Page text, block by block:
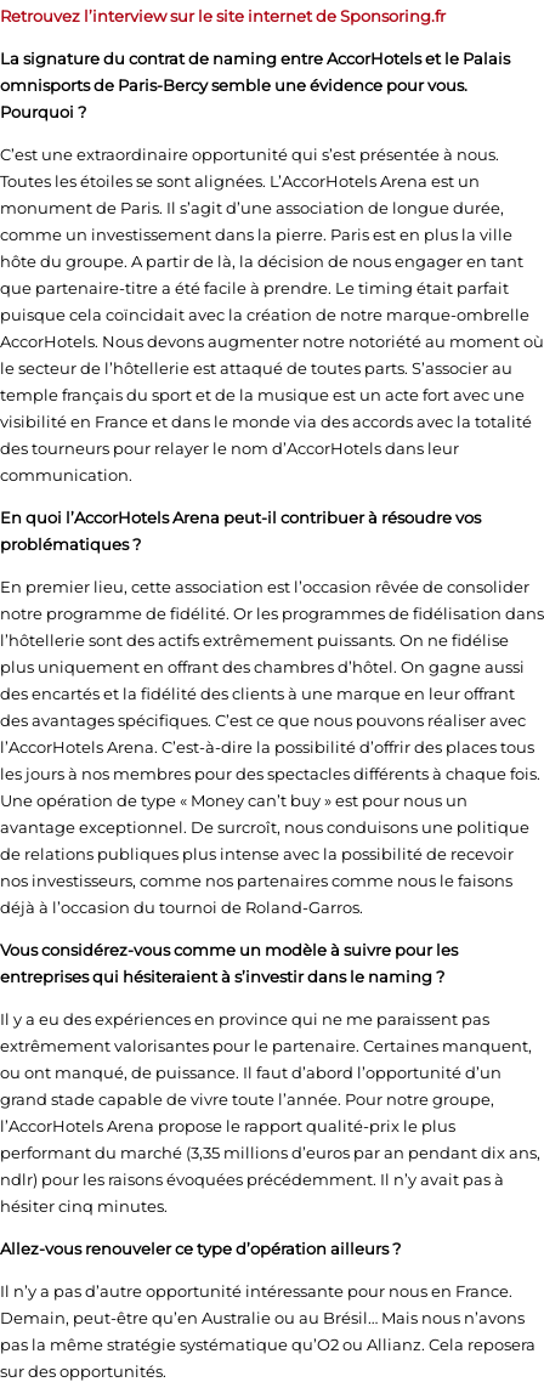
Retrouvez l’interview sur le site internet de Sponsoring.fr
La signature du contrat de naming entre AccorHotels et le Palais
omnisports de Paris-Bercy semble une évidence pour vous.
Pourquoi ?
C’est une extraordinaire opportunité qui s’est présentée à nous.
Toutes les étoiles se sont alignées. L’AccorHotels Arena est un
monument de Paris. Il s’agit d’une association de longue durée,
comme un investissement dans la pierre. Paris est en plus la ville
hôte du groupe. A partir de là, la décision de nous engager en tant
que partenaire-titre a été facile à prendre. Le timing était parfait
puisque cela coïncidait avec la création de notre marque-ombrelle
AccorHotels. Nous devons augmenter notre notoriété au moment où
le secteur de l’hôtellerie est attaqué de toutes parts. S’associer au
temple français du sport et de la musique est un acte fort avec une
visibilité en France et dans le monde via des accords avec la totalité
des tourneurs pour relayer le nom d’AccorHotels dans leur
communication.
En quoi l’AccorHotels Arena peut-il contribuer à résoudre vos
problématiques ?
En premier lieu, cette association est l’occasion rêvée de consolider
notre programme de fidélité. Or les programmes de fidélisation dans
l’hôtellerie sont des actifs extrêmement puissants. On ne fidélise
plus uniquement en offrant des chambres d’hôtel. On gagne aussi
des encartés et la fidélité des clients à une marque en leur offrant
des avantages spécifiques. C’est ce que nous pouvons réaliser avec
l’AccorHotels Arena. C’est-à-dire la possibilité d’offrir des places tous
les jours à nos membres pour des spectacles différents à chaque fois.
Une opération de type « Money can’t buy » est pour nous un
avantage exceptionnel. De surcroît, nous conduisons une politique
de relations publiques plus intense avec la possibilité de recevoir
nos investisseurs, comme nos partenaires comme nous le faisons
déjà à l’occasion du tournoi de Roland-Garros.
Vous considérez-vous comme un modèle à suivre pour les
entreprises qui hésiteraient à s’investir dans le naming ?
Il y a eu des expériences en province qui ne me paraissent pas
extrêmement valorisantes pour le partenaire. Certaines manquent,
ou ont manqué, de puissance. Il faut d’abord l’opportunité d’un
grand stade capable de vivre toute l’année. Pour notre groupe,
l’AccorHotels Arena propose le rapport qualité-prix le plus
performant du marché (3,35 millions d’euros par an pendant dix ans,
ndlr) pour les raisons évoquées précédemment. Il n’y avait pas à
hésiter cinq minutes.
Allez-vous renouveler ce type d’opération ailleurs ?
Il n’y a pas d’autre opportunité intéressante pour nous en France.
Demain, peut-être qu’en Australie ou au Brésil… Mais nous n’avons
pas la même stratégie systématique qu’O2 ou Allianz. Cela reposera
sur des opportunités.